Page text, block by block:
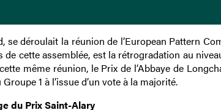
déroulait la réunion de l’European Pattern
cette assemblée, est la rétrogradation au
même réunion, le Prix de l’Abbaye de
1 à l’issue d’un vote à la majorité.
du Prix Saint-Alary